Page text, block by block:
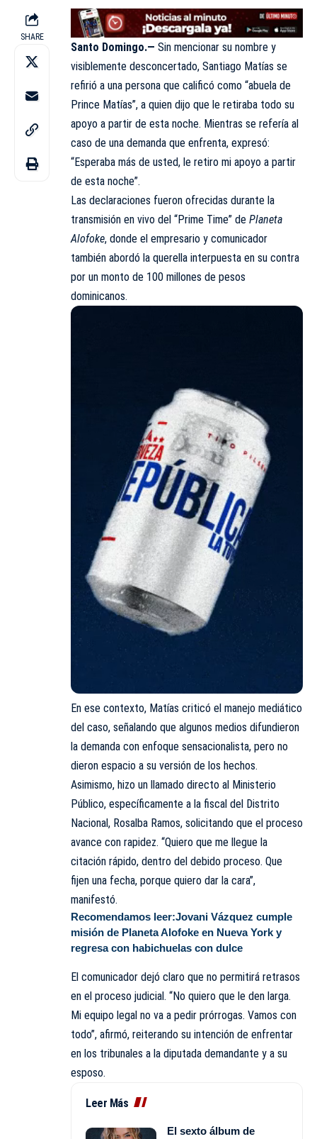
SHARE
Santo Domingo.— Sin mencionar su nombre y
visiblemente desconcertado, Santiago Matías se
refirió a una persona que calificó como “abuela de
Prince Matías”, a quien dijo que le retiraba todo su
apoyo a partir de esta noche. Mientras se refería al
caso de una demanda que enfrenta, expresó:
“Esperaba más de usted, le retiro mi apoyo a partir
de esta noche”.
Las declaraciones fueron ofrecidas durante la
transmisión en vivo del “Prime Time” de Planeta
Alofoke, donde el empresario y comunicador
también abordó la querella interpuesta en su contra
por un monto de 100 millones de pesos
dominicanos.
En ese contexto, Matías criticó el manejo mediático
del caso, señalando que algunos medios difundieron
la demanda con enfoque sensacionalista, pero no
dieron espacio a su versión de los hechos.
Asimismo, hizo un llamado directo al Ministerio
Público, específicamente a la fiscal del Distrito
Nacional, Rosalba Ramos, solicitando que el proceso
avance con rapidez. “Quiero que me llegue la
citación rápido, dentro del debido proceso. Que
fijen una fecha, porque quiero dar la cara”,
manifestó.
Recomendamos leer:Jovani Vázquez cumple
misión de Planeta Alofoke en Nueva York y
regresa con habichuelas con dulce
El comunicador dejó claro que no permitirá retrasos
en el proceso judicial. “No quiero que le den larga.
Mi equipo legal no va a pedir prórrogas. Vamos con
todo”, afirmó, reiterando su intención de enfrentar
en los tribunales a la diputada demandante y a su
esposo.
Leer Más
El sexto álbum de